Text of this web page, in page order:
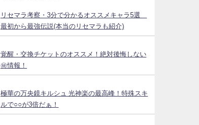
リセマラ考察・3分で分かるオススメキャラ5選
最初から最強伝説(本当のリセマラも紹介)
覚醒・交換チケットのオススメ！絶対後悔しない
㊙情報！
極華の万央鏡キルシュ 光神楽の最高峰！特殊スキ
ルで○○が3倍だぁ！